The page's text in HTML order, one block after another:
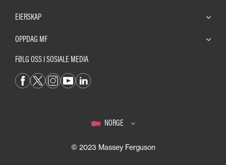
EIERSKAP
OPPDAG MF
FØLG OSS I SOSIALE MEDIA
NORGE
© 2023 Massey Ferguson